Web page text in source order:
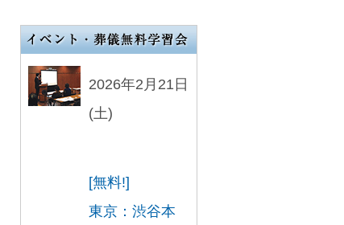
2026年2月21日
(土)
[無料!]
東京：渋谷本